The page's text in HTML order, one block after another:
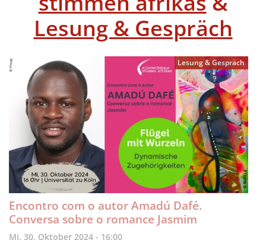
Lesung & Gespräch
Lesung & Gespräch
Encontro com o autor Amadú Dafé.
Conversa sobre o romance Jasmim
Mi, 30. Oktober 2024 - 16:00